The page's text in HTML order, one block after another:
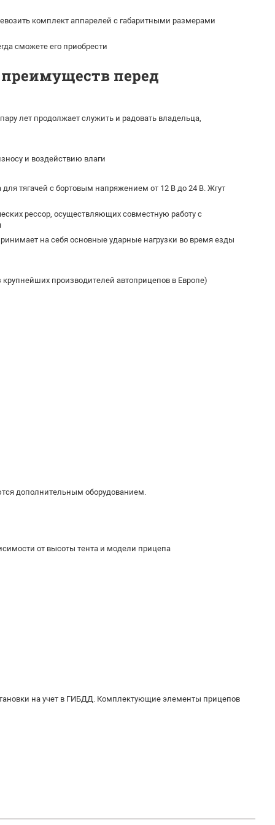
комплект аппарелей с габаритными размерами
сможете его приобрести
перед
лет продолжает служить и радовать владельца,
и воздействию влаги
тягачей с бортовым напряжением от 12 В до 24 В. Жгут
рессор, осуществляющих совместную работу с
на себя основные ударные нагрузки во время езды
производителей автоприцепов в Европе)
дополнительным оборудованием.
от высоты тента и модели прицепа
на учет в ГИБДД. Комплектующие элементы прицепов